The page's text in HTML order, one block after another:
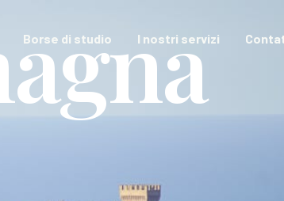
Borse di studio I nostri servizi